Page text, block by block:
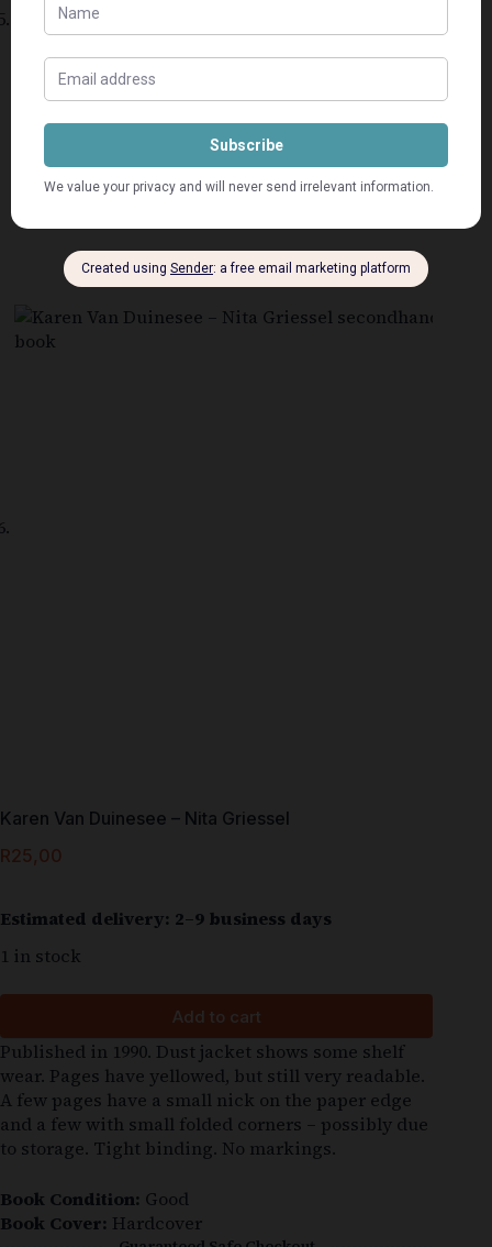
Karen Van Duinesee – Nita Griessel
R25,00
Estimated delivery: 2–9 business days
1 in stock
Add to cart
Published in 1990. Dust jacket shows some shelf
wear. Pages have yellowed, but still very readable.
A few pages have a small nick on the paper edge
and a few with small folded corners – possibly due
to storage. Tight binding. No markings.
Book Condition: Good
Book Cover: Hardcover